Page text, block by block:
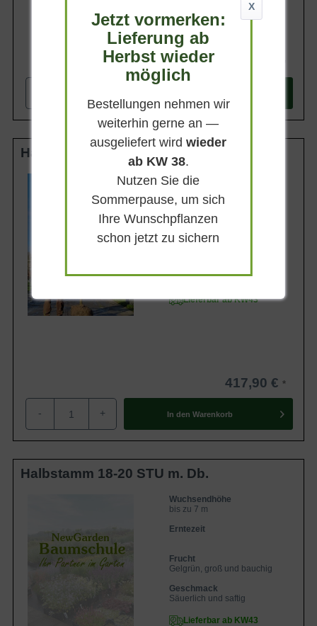
Halbstamm 16-18 StU m. Db.
Wuchsendhöhe
Erntezeit
Frucht
Säuerlich und saftig
Lieferbar ab KW43
417,90 €
- + In den Warenkorb
Halbstamm 18-20 STU m. Db.
Wuchsendhöhe
bis zu 7 m
Erntezeit
Frucht
Gelgrün, groß und bauchig
Geschmack
Säuerlich und saftig
Lieferbar ab KW43
X
Jetzt vormerken:
Lieferung ab
Herbst wieder
möglich
Bestellungen nehmen wir
weiterhin gerne an —
ausgeliefert wirdwieder
ab KW 38.
Nutzen Sie die
Sommerpause, um sich
Ihre Wunschpflanzen
schon jetzt zu sichern